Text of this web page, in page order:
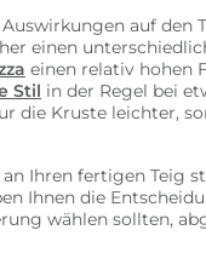
auf den
einen
einen relativ hohen
Stil in der Regel bei
die Kruste leichter,
Ihren fertigen Teig
Ihnen die
wählen sollten,